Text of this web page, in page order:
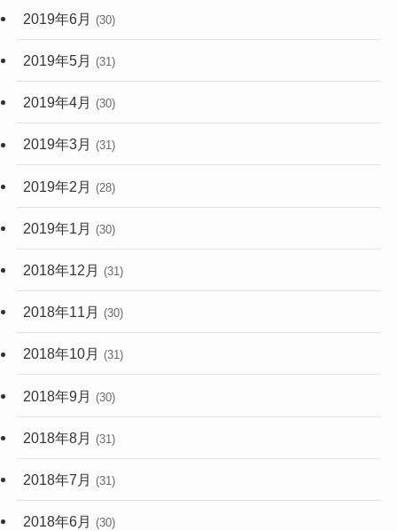
2019年6月 (30)
2019年5月 (31)
2019年4月 (30)
2019年3月 (31)
2019年2月 (28)
2019年1月 (30)
2018年12月 (31)
2018年11月 (30)
2018年10月 (31)
2018年9月 (30)
2018年8月 (31)
2018年7月 (31)
2018年6月 (30)